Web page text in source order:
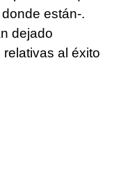
están-.
dejado
al éxito